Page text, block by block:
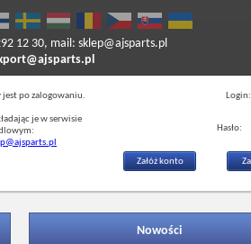
12 30, mail: sklep@ajsparts.pl
po zalogowaniu.
je w serwisie
Login:
Hasło:
Załóż konto
Nowości